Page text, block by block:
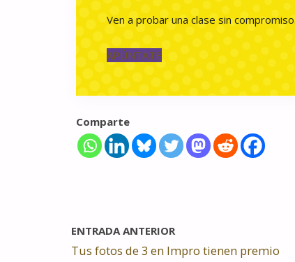
Ven a probar una clase sin
APÚNTATE
Comparte
ENTRADA ANTERIOR
Tus fotos de 3 en Impro tienen premio